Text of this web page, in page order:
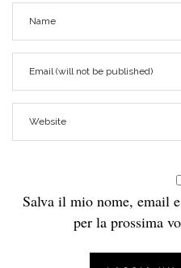
Salva il mio nome, email
per la prossima